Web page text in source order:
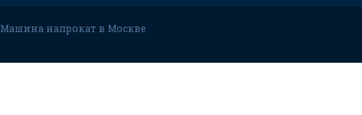
Машина напрокат в Москве